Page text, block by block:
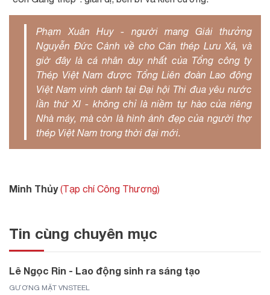
Phạm Xuân Huy - người mang Giải thưởng
Nguyễn Đức Cảnh về cho Cán thép Lưu Xá, và
giờ đây là cá nhân duy nhất của Tổng công ty
Thép Việt Nam được Tổng Liên đoàn Lao động
Việt Nam vinh danh tại Đại hội Thi đua yêu nước
lần thứ XI - không chỉ là niềm tự hào của riêng
Nhà máy, mà còn là hình ảnh đẹp của người thợ
thép Việt Nam trong thời đại mới.
Minh Thủy(Tạp chí Công Thương)
Tin cùng chuyên mục
Lê Ngọc Rin - Lao động sinh ra sáng tạo
GƯƠNG MẶT VNSTEEL